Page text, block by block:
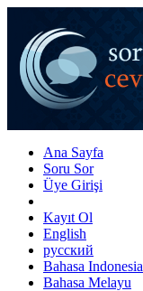
Ana Sayfa
Soru Sor
Üye Girişi
Kayıt Ol
English
русский
Bahasa Indonesia
Bahasa Melayu